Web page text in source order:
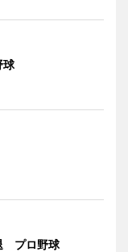
球
プロ野球